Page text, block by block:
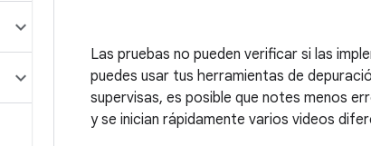
Las pruebas no pueden verificar si las
puedes usar tus herramientas de
supervisas, es posible que notes menos
y se inician rápidamente varios videos